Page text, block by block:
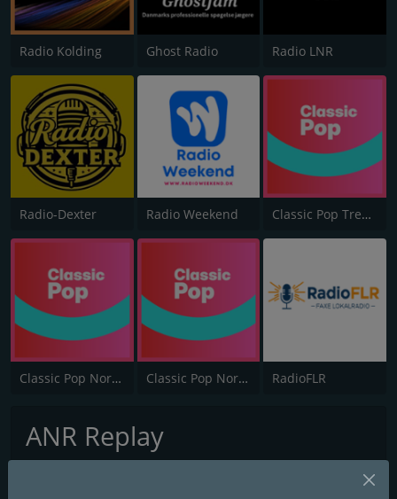
Radio Kolding Ghost Radio Radio LNR
Radio-Dexter Radio Weekend Classic Pop Trekan
Classic Pop Nordjylland Classic Pop Nordjylland Vest RadioFLR
ANR Replay